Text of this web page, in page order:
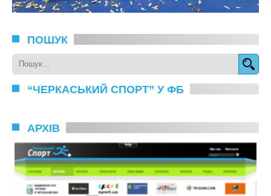
ПОШУК
“ЧЕРКАСЬКИЙ СПОРТ” У ФБ
АРХІВ